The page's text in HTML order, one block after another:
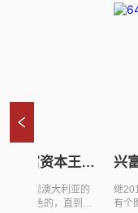
“担当者
小学
目建设
学“班班有个
月份，兴富
寻找新
制造业篇
兴富资本（兴
的私募股权投